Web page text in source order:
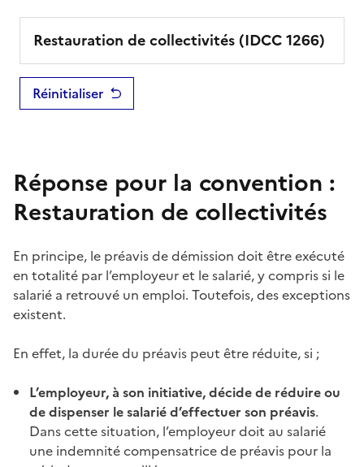
Restauration de collectivités (IDCC1266)
Réinitialiser
Réponse pour la convention :
Restauration de collectivités
En principe, le préavisde démission doit être exécuté
en totalité par l’employeur et le salarié, y compris si le
salarié a retrouvé un emploi. Toutefois, des exceptions
existent.
En effet, la durée du préavis peut être réduite, si ;
L’employeur, à son initiative, décide de réduire ou
de dispenser le salarié d’effectuer son préavis.
Dans cette situation, l’employeur doit au salarié
une indemnité compensatrice de préavis pour la